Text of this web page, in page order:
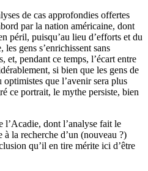
de cas approfondies offertes
par la nation américaine, dont
péril, puisqu’au lieu d’efforts et du
gens s’enrichissent sans
et, pendant ce temps, l’écart entre
si bien que les gens de
que l’avenir sera plus
ce portrait, le mythe persiste, bien
dont l’analyse fait le
la recherche d’un (nouveau ?)
qu’il en tire mérite ici d’être